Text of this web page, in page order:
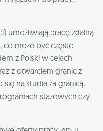
umożliwiają pracę zdalną
co może być często
z Polski w celach
z otwarciem granic z
się na studia za granicą,
stażowych czy